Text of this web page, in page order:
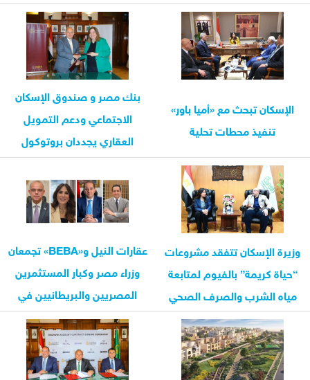
الإسكان تبحث مع «أميا باور»
تنفيذ محطات تحلية
بنك مصر و صندوق الإسكان
الاجتماعي ودعم التمويل
العقاري يجددان بروتوكول
التعاون...
وزيرة الإسكان تتفقد مشروعات
“حياة كريمة” بالفيوم لمتابعة
مياه الشرب والصرف الصحي
عقارات النيل و«BEBA» تجمعان
وزراء مصر وكبار المستثمرين
المصريين والبريطانيين في
مؤتمر...